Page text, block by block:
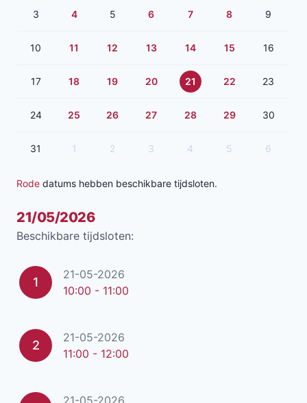
3 4 5 6 7 8 9
10 11 12 13 14 15 16
17 18 19 20 21 22 23
24 25 26 27 28 29 30
31 1 2 3 4 5 6
Rode datums hebben beschikbare tijdsloten.
21/05/2026
Beschikbare tijdsloten:
1
21-05-2026
10:00 - 11:00
2
21-05-2026
11:00 - 12:00
21-05-2026